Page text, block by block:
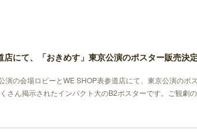
にて、「おきめす」東京公演のポスター販売決
演の会場ロビーとWE SHOP表参道店にて、東京公演のポ
さん掲示されたインパクト大のB2ポスターです。ご観劇